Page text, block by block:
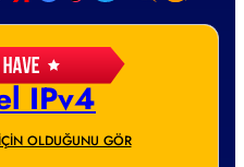
IPv4
OLDUĞUNU GÖR